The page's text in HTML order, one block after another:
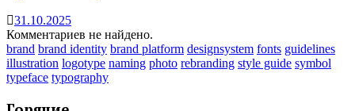
31.10.2025
Комментариев не найдено.
brand brand identity brand platform designsystem fonts guidelines
illustration logotype naming photo rebranding style guide symbol
typeface typography